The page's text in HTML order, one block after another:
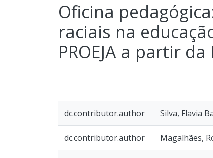
Oficina
raciais na
PROEJA a partir
dc.contributor.author Silva, Flavia
dc.contributor.author Magalhães,